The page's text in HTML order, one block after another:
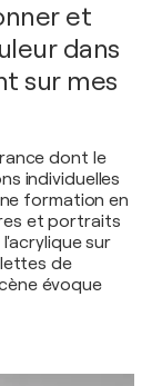
et
dans
sur mes
dont le
individuelles
formation en
et portraits
sur
de
évoque